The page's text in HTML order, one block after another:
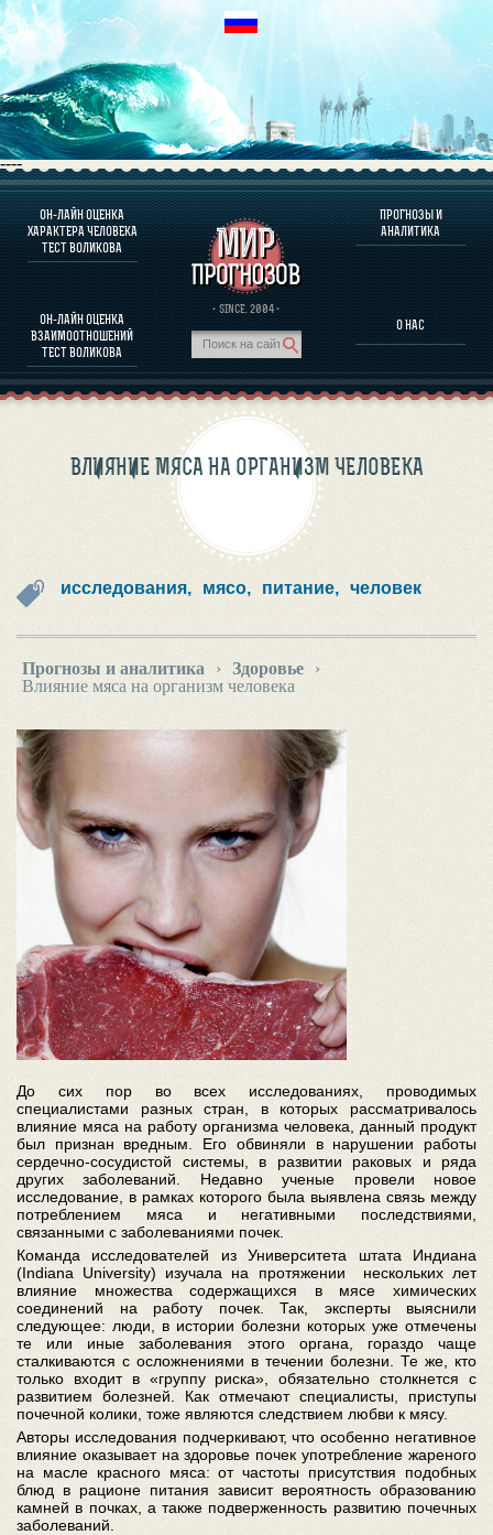
----
ОН-ЛАЙН ОЦЕНКА
ХАРАКТЕРА ЧЕЛОВЕКА
ТЕСТ ВОЛИКОВА
ОН-ЛАЙН ОЦЕНКА
ВЗАИМООТНОШЕНИЙ
ТЕСТ ВОЛИКОВА
· SINCE. 2004 ·
ПРОГНОЗЫ И
АНАЛИТИКА
О НАС
О ПРОГРАММЕ
ОЦЕНКА ХАРАКТЕРA ЧЕЛОВЕКА
ОЦЕНКА ХАРАКТЕРА ВЫДАЮЩИХСЯ ЛИЧНОСТЕЙ
О ПРОГРАММЕ
ПРОГНОЗЫ И АНАЛИТИКА
ВЛИЯНИЕ МЯСА НА ОРГАНИЗМ ЧЕЛОВЕКА
исследования, мясо, питание, человек
Прогнозы и аналитика › Здоровье
›
Влияние мяса на организм человека
До сих пор во всех исследованиях, проводимых
специалистами разных стран, в которых рассматривалось
влияние мяса на работу организма человека, данный продукт
был признан вредным. Его обвиняли в нарушении работы
сердечно-сосудистой системы, в развитии раковых и ряда
других заболеваний. Недавно ученые провели новое
исследование, в рамках которого была выявлена связь между
потреблением мяса и негативными последствиями,
связанными с заболеваниями почек.
Команда исследователей из Университета штата Индиана
(Indiana University) изучала на протяжении нескольких лет
влияние множества содержащихся в мясе химических
соединений на работу почек. Так, эксперты выяснили
следующее: люди, в истории болезни которых уже отмечены
те или иные заболевания этого органа, гораздо чаще
сталкиваются с осложнениями в течении болезни. Те же, кто
только входит в «группу риска», обязательно столкнется с
развитием болезней. Как отмечают специалисты, приступы
почечной колики, тоже являются следствием любви к мясу.
Авторы исследования подчеркивают, что особенно негативное
влияние оказывает на здоровье почек употребление жареного
на масле красного мяса: от частоты присутствия подобных
блюд в рационе питания зависит вероятность образованию
камней в почках, а также подверженность развитию почечных
заболеваний.